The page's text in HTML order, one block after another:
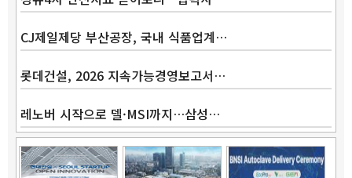
CJ제일제당 부산공장, 국내 식품업계…
롯데건설, 2026 지속가능경영보고서…
레노버 시작으로 델·MSI까지…삼성…